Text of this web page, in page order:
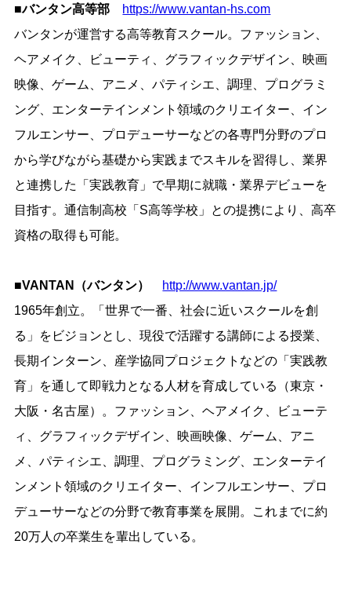
■バンタン高等部
https://www.vantan-hs.com
バンタンが運営する高等教育スクール。ファッション、
ヘアメイク、ビューティ、グラフィックデザイン、映画
映像、ゲーム、アニメ、パティシエ、調理、プログラミ
ング、エンターテインメント領域のクリエイター、イン
フルエンサー、プロデューサーなどの各専門分野のプロ
から学びながら基礎から実践までスキルを習得し、業界
と連携した「実践教育」で早期に就職・業界デビューを
目指す。通信制高校「S高等学校」との提携により、高卒
資格の取得も可能。
■VANTAN（バンタン）
http://www.vantan.jp/
1965年創立。「世界で一番、社会に近いスクールを創
る」をビジョンとし、現役で活躍する講師による授業、
長期インターン、産学協同プロジェクトなどの「実践教
育」を通して即戦力となる人材を育成している（東京・
大阪・名古屋）。ファッション、ヘアメイク、ビューテ
ィ、グラフィックデザイン、映画映像、ゲーム、アニ
メ、パティシエ、調理、プログラミング、エンターテイ
ンメント領域のクリエイター、インフルエンサー、プロ
デューサーなどの分野で教育事業を展開。これまでに約
20万人の卒業生を輩出している。